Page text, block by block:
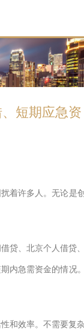
短期应急资
着许多人。无论
贷、北京个人借贷
内急需资金的情
和效率。不需要复